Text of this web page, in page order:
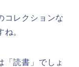
コレクションな
。
「読書」でしょ